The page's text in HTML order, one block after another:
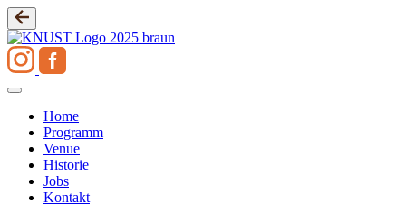
Zum
Inhalt
springen
Home
Programm
Venue
Historie
Jobs
Kontakt